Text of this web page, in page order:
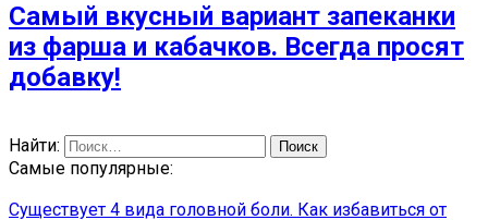
Самый вкусный вариант запеканки
из фарша и кабачков. Всегда просят
добавку!
Найти:
Самые популярные:
Существует 4 вида головной боли. Как избавиться от